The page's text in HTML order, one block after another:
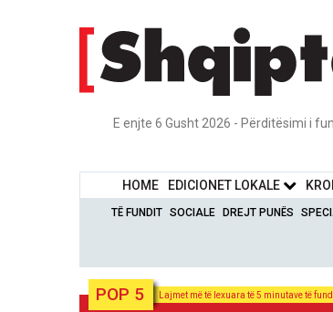
E enjte 6 Gusht 2026 - Përditësimi i
HOME EDICIONET LOKALE
TË FUNDIT SOCIALE DREJT PUNËS
POP 5 Lajmet më të lexuara të 5 minutave të